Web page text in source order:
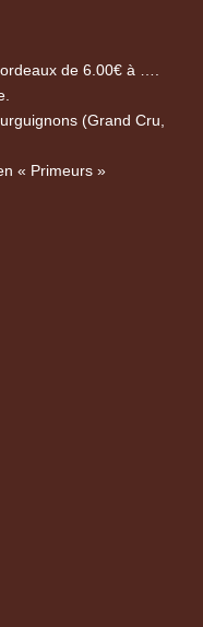
de 6.00€ à ….
(Grand Cru,
« Primeurs »